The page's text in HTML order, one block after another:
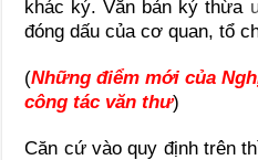
khác ký. Văn bản ký thừa
đóng dấu của cơ quan, tổ
(Những điểm mới của
công tác văn thư)
Căn cứ vào quy định trên